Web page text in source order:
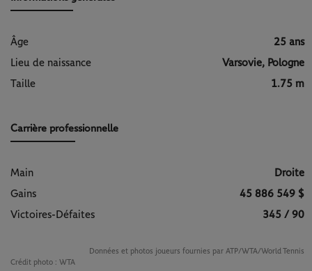
Âge
25 ans
Lieu de naissance
Varsovie, Pologne
Taille
1.75 m
Carrière professionnelle
Main
Droite
Gains
45 886 549 $
Victoires-Défaites
345 / 90
Données et photos joueurs fournies par ATP/WTA/World Tennis
Crédit photo : WTA